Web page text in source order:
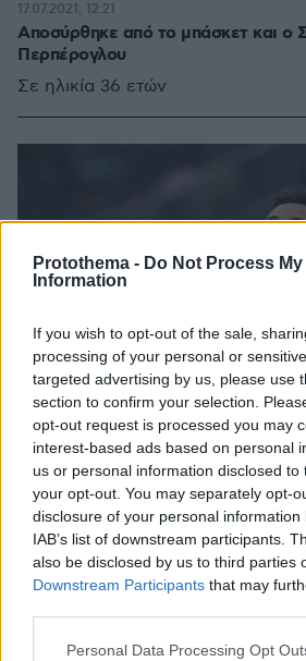
Protothema - Do Not Process My
Information
If you wish to opt-out of the sale,
processing of your personal or
targeted advertising by us, please use
section to confirm your selection.
opt-out request is processed you may
interest-based ads based on personal
us or personal information disclosed
your opt-out. You may separately opt-
disclosure of your personal
IAB’s list of downstream participants.
also be disclosed by us to third parties
Downstream Participants that may
Please note that this website/app uses
Personal Data Processing Opt
Αποσύρθηκε από το μπάσκετ και ο
Περπέρογλου
Σε ηλικία 36 ετών
17.07.2021, 12:21
Περπέρογλου: Μικρός ήμουν ΑΕΚ,
18.03.2020, 16:24